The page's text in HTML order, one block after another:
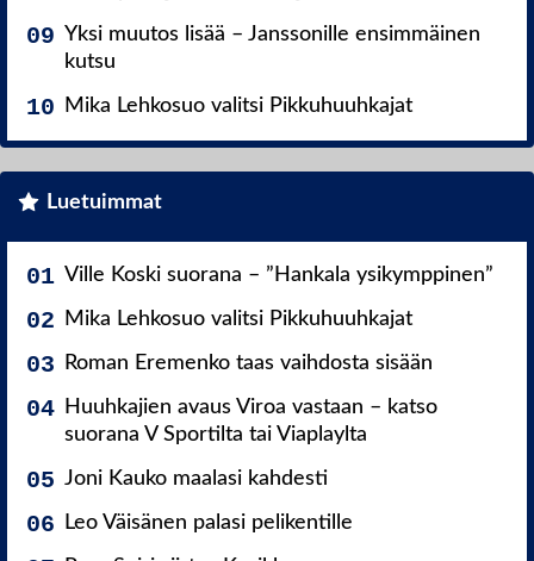
Yksi muutos lisää – Janssonille ensimmäinen
kutsu
Mika Lehkosuo valitsi Pikkuhuuhkajat
Luetuimmat
Ville Koski suorana – ”Hankala ysikymppinen”
Mika Lehkosuo valitsi Pikkuhuuhkajat
Roman Eremenko taas vaihdosta sisään
Huuhkajien avaus Viroa vastaan – katso
suorana V Sportilta tai Viaplaylta
Joni Kauko maalasi kahdesti
Leo Väisänen palasi pelikentille